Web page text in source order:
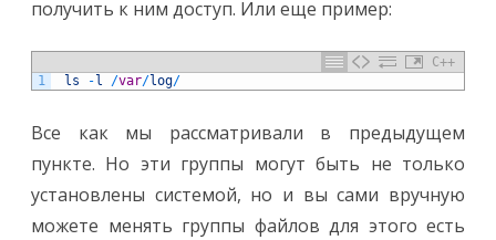
получить к ним доступ. Или еще пример:
C++
1
ls - l /var/log/
Все как мы рассматривали в предыдущем
пункте. Но эти группы могут быть не только
установлены системой, но и вы сами вручную
можете менять группы файлов для этого есть